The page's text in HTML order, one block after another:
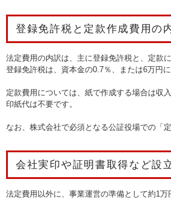
登録免許税と定款作成費用の
法定費用の内訳は、主に登録免許税と、定款
登録免許税は、資本金の0.7％、または6万円
定款費用については、紙で作成する場合は収
印紙代は不要です。
なお、株式会社で必須となる公証役場での「
会社実印や証明書取得など設
法定費用以外に、事業運営の準備として約1